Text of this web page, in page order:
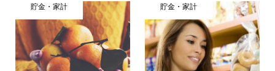
貯金・家計 貯金・家計